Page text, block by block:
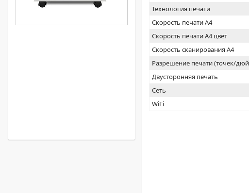
Технология печати
Скорость печати А4
Скорость печати А4 цвет
Скорость сканирования А4
Разрешение печати (точек/
Двусторонняя печать
Сеть
WiFi